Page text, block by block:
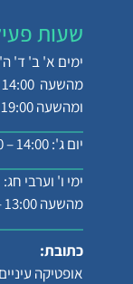
שעות
ימים א' ב' ד'
מהשעה 14:00 – 10:00
ומהשעה 19:00 – 16:00
יום ג': 14:00 – 10:00
ימי ו' וערבי חג:
מהשעה 13:00 – 10:00
כתובת:
אופטיקה